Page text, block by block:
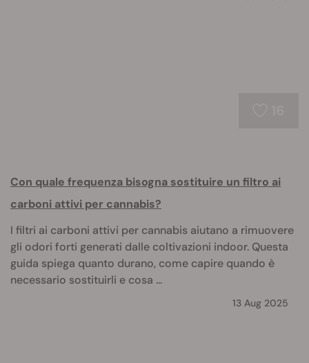
Con quale frequenza bisogna sostituire un filtro ai
carboni attivi per cannabis?
I filtri ai carboni attivi per cannabis aiutano a rimuovere
gli odori forti generati dalle coltivazioni indoor. Questa
guida spiega quanto durano, come capire quando è
necessario sostituirli e cosa ...
13 Aug 2025